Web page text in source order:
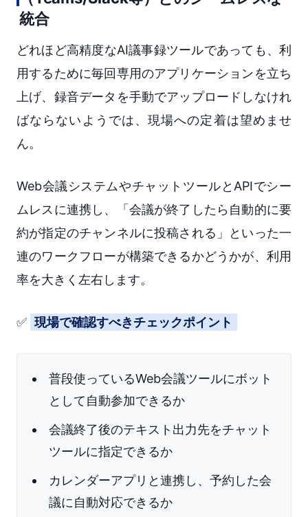
統合
どれほど高精度なAI議事録ツールであっても、利
用するために毎回専用のアプリケーションを立ち
上げ、録音データを手動でアップロードしなけれ
ばならないようでは、現場への定着は望めませ
ん。
Web会議システムやチャットツールとAPIでシー
ムレスに連携し、「会議が終了したら自動的に要
約が指定のチャンネルに投稿される」といった一
連のワークフローが構築できるかどうかが、利用
率を大きく左右します。
✅ 現場で確認すべきチェックポイント
普段使っているWeb会議ツールにボット
として自動参加できるか
会議終了後のテキスト出力先をチャット
ツールに指定できるか
カレンダーアプリと連携し、予約した会
議に自動対応できるか